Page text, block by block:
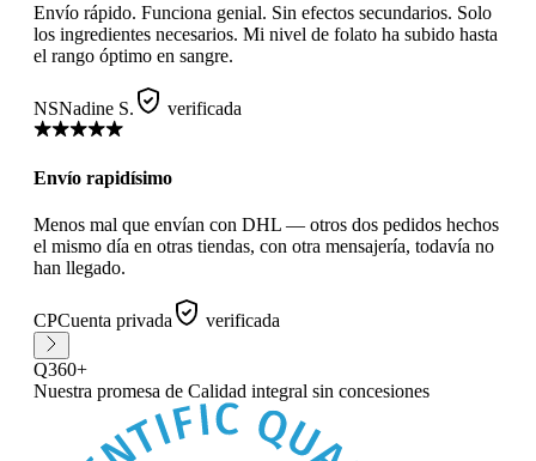
Envío rápido. Funciona genial. Sin efectos secundarios. Solo
los ingredientes necesarios. Mi nivel de folato ha subido hasta
el rango óptimo en sangre.
NSNadine S. verificada
Envío rapidísimo
Menos mal que envían con DHL — otros dos pedidos hechos
el mismo día en otras tiendas, con otra mensajería, todavía no
han llegado.
CPCuenta privada verificada
Q360+
Nuestra promesa de Calidad integral sin concesiones